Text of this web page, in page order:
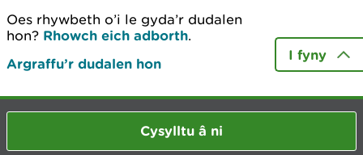
Oes rhywbeth o’i le gyda’r dudalen
hon? Rhowch eich adborth.
Argraffu’r dudalen hon
I fyny
Cysylltu â ni